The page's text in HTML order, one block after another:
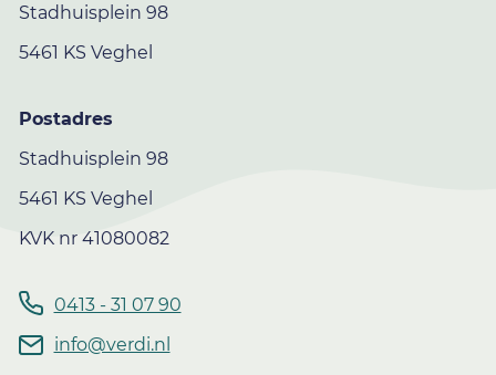
Stadhuisplein 98
5461 KS Veghel
Postadres
Stadhuisplein 98
5461 KS Veghel
KVK nr 41080082
0413 - 31 07 90
info@verdi.nl